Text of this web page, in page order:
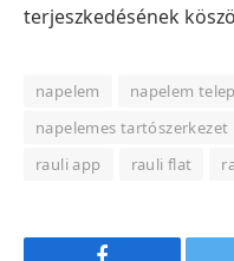
terjeszkedésének
napelem napelem
napelemes tartószerkezet
rauli app
rauli flat